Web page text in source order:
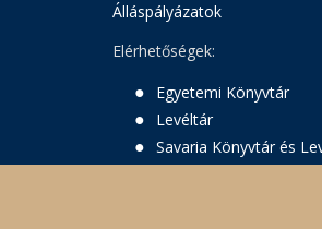
Álláspályázatok
Elérhetőségek:
Egyetemi Könyvtár
Levéltár
Savaria Könyvtár és